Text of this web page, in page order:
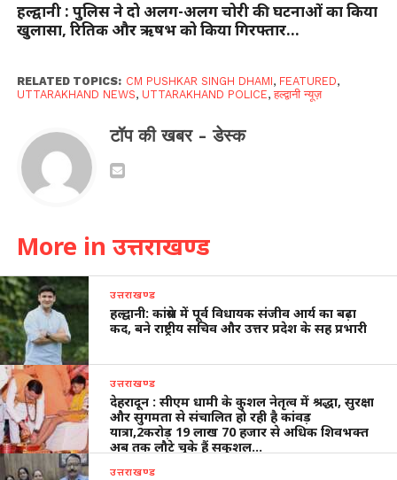
हल्द्वानी : पुलिस ने दो अलग-अलग चोरी की घटनाओं का किया
खुलासा, रितिक और ऋषभ को किया गिरफ्तार…
RELATED TOPICS: CM PUSHKAR SINGH DHAMI, FEATURED,
UTTARAKHAND NEWS, UTTARAKHAND POLICE,हल्द्वानी न्यूज़
टॉप की खबर - डेस्क
More in उत्तराखण्ड
उत्तराखण्ड
हल्द्वानी: कांग्रेस में पूर्व विधायक संजीव आर्य का बढ़ा
कद, बने राष्ट्रीय सचिव और उत्तर प्रदेश के सह प्रभारी
उत्तराखण्ड
देहरादून : सीएम धामी के कुशल नेतृत्व में श्रद्धा, सुरक्षा
और सुगमता से संचालित हो रही है कांवड़
यात्रा,2करोड़ 19 लाख 70 हजार से अधिक शिवभक्त
अब तक लौटे चुके हैं सकुशल…
उत्तराखण्ड